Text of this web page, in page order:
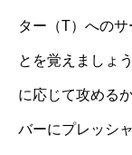
ター（T）への
とを覚えましょ
に応じて攻める
バーにプレッシ